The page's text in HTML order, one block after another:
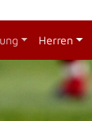
Herren